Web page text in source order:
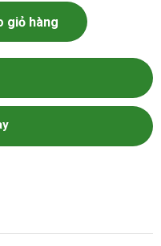
giỏ hàng